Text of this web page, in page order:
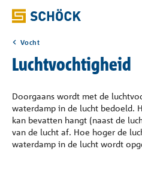
Producten
Netherlands (NL)
Vocht
Luchtvochtigheid
Doorgaans wordt met de
waterdamp in de lucht bedoeld.
kan bevatten hangt (naast de
van de lucht af. Hoe hoger de
waterdamp in de lucht wordt